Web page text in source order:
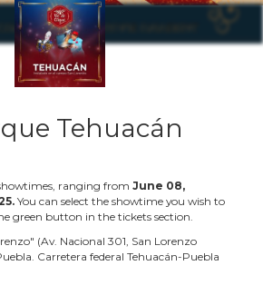
Tehuacán
ranging from June 08,
. You can select the showtime you wish to
green button in the tickets section.
" (Av. Nacional 301, San Lorenzo
Carretera federal Tehuacán-Puebla